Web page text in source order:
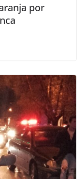
por